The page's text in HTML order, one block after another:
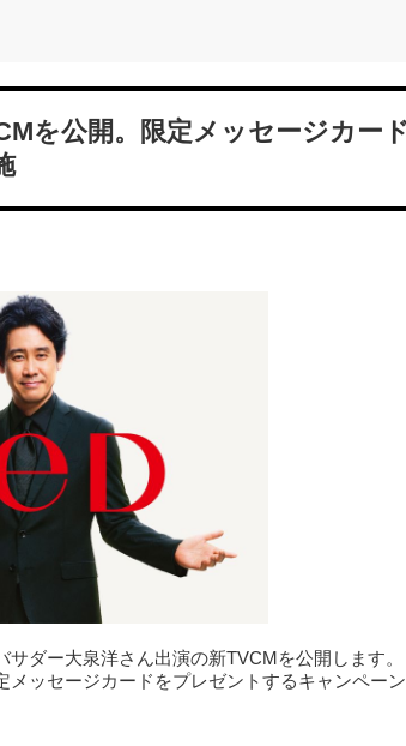
を公開。限定メッセージカー
ダー大泉洋さん出演の新TVCMを公開します。
ッセージカードをプレゼントするキャンペー